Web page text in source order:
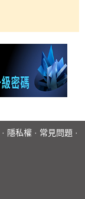
· 隱私權 · 常見問題 ·